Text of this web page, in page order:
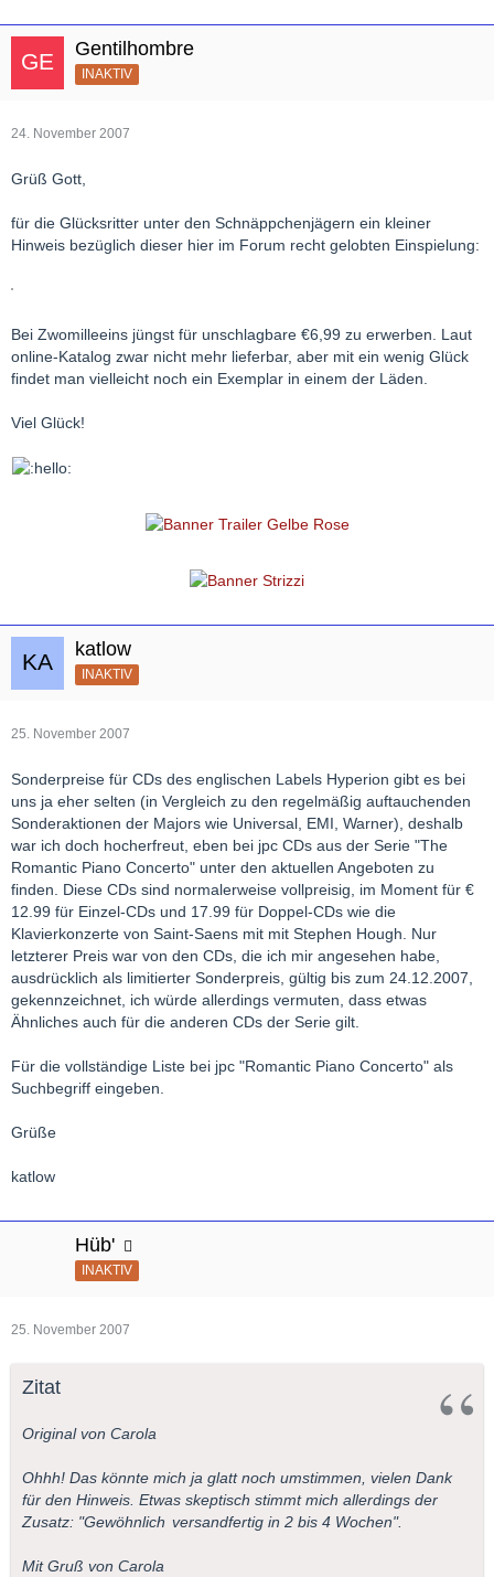
Gentilhombre
INAKTIV
24. November 2007
Grüß Gott,
für die Glücksritter unter den Schnäppchenjägern ein kleiner
Hinweis bezüglich dieser hier im Forum recht gelobten Einspielung:
Bei Zwomilleeins jüngst für unschlagbare €6,99 zu erwerben. Laut
online-Katalog zwar nicht mehr lieferbar, aber mit ein wenig Glück
findet man vielleicht noch ein Exemplar in einem der Läden.
Viel Glück!
katlow
INAKTIV
25. November 2007
Sonderpreise für CDs des englischen Labels Hyperion gibt es bei
uns ja eher selten (in Vergleich zu den regelmäßig auftauchenden
Sonderaktionen der Majors wie Universal, EMI, Warner), deshalb
war ich doch hocherfreut, eben bei jpc CDs aus der Serie "The
Romantic Piano Concerto" unter den aktuellen Angeboten zu
finden. Diese CDs sind normalerweise vollpreisig, im Moment für €
12.99 für Einzel-CDs und 17.99 für Doppel-CDs wie die
Klavierkonzerte von Saint-Saens mit mit Stephen Hough. Nur
letzterer Preis war von den CDs, die ich mir angesehen habe,
ausdrücklich als limitierter Sonderpreis, gültig bis zum 24.12.2007,
gekennzeichnet, ich würde allerdings vermuten, dass etwas
Ähnliches auch für die anderen CDs der Serie gilt.
Für die vollständige Liste bei jpc "Romantic Piano Concerto" als
Suchbegriff eingeben.
Grüße
katlow
Hüb'
INAKTIV
25. November 2007
Zitat
Original von Carola
Ohhh! Das könnte mich ja glatt noch umstimmen, vielen Dank
für den Hinweis. Etwas skeptisch stimmt mich allerdings der
Zusatz: "Gewöhnlich versandfertig in 2 bis 4 Wochen".
Mit Gruß von Carola